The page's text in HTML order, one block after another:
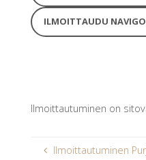
ILMOITTAUDU
Ilmoittautuminen on
Ilmoittautuminen